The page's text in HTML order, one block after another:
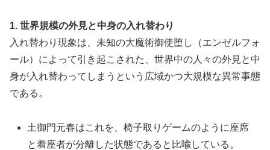
1. 世界規模の外見と中身の入れ替わり
入れ替わり現象は、未知の大魔術御使堕し（エンゼルフォ
ール）によって引き起こされた、世界中の人々の外見と中
身が入れ替わってしまうという広域かつ大規模な異常事態
である。
土御門元春はこれを、椅子取りゲームのように座席
と着座者が分離した状態であると比喩している。